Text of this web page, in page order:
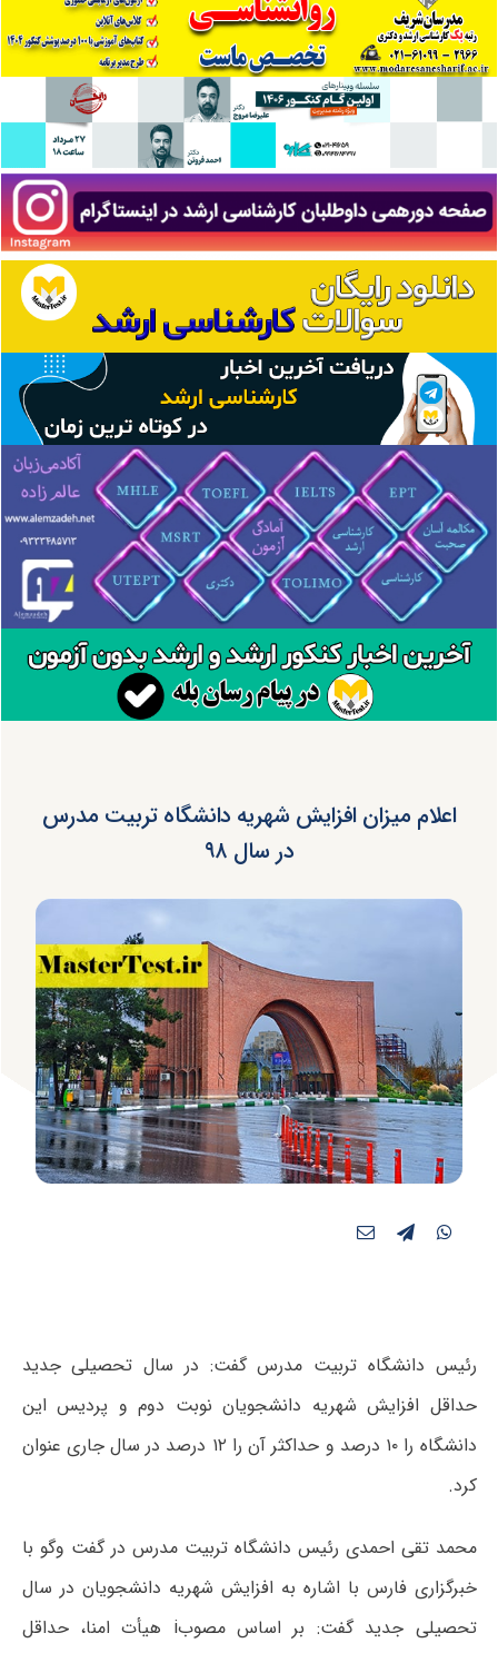
اعلام میزان افزایش شهریه دانشگاه تربیت مدرس
در سال ۹۸
رئیس دانشگاه تربیت مدرس گفت: در سال تحصیلی جدید
حداقل افزایش شهریه دانشجویان نوبت دوم و پردیس این
دانشگاه را ۱۰ درصد و حداکثر آن را ۱۲ درصد در سال جاری عنوان
کرد.
محمد تقی احمدی رئیس دانشگاه تربیت مدرس در گفت وگو با
خبرگزاری فارس با اشاره به افزایش شهریه دانشجویان در سال
تحصیلی جدید گفت: بر اساس مصوبi هیأت امنا، حداقل